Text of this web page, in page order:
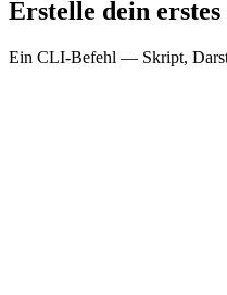
Erstelle dein
Ein CLI-Befehl — Skript,